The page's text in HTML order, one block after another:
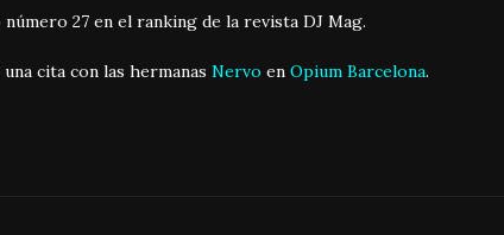
27 en el ranking de la revista DJ Mag.
cita con las hermanas Nervo en Opium Barcelona.